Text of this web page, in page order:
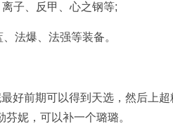
子、反甲、心之钢等;
法爆、法强等装备。
好前期可以得到天选，然后上
芬妮，可以补一个璐璐。